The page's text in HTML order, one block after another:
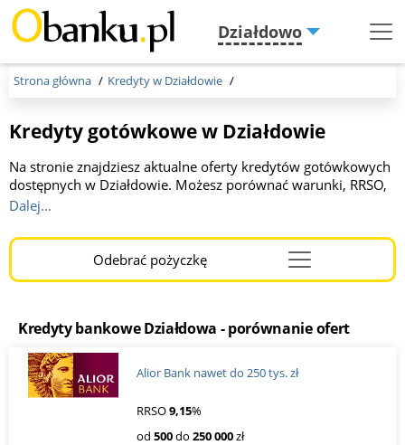
Działdowo
Menu
Strona główna Kredyty w Działdowie
Kredyty gotówkowe w Działdowie
Na stronie znajdziesz aktualne oferty kredytów gotówkowych
dostępnych w Działdowie. Możesz porównać warunki, RRSO,
okres spłaty oraz wymagania banków. Wszystkie kredyty
można złożyć online lub w oddziałach banków. To wygodne
narzędzie, które pomoże Ci znaleźć najkorzystniejszą ofertę
finansowania.
Dalej...
Odebrać pożyczkęMenu
Burger
Kredyty bankowe Działdowa - porównanie ofert
Alior Bank nawet do 250 tys. zł
RRSO9,15%
od 500do 250 000zł